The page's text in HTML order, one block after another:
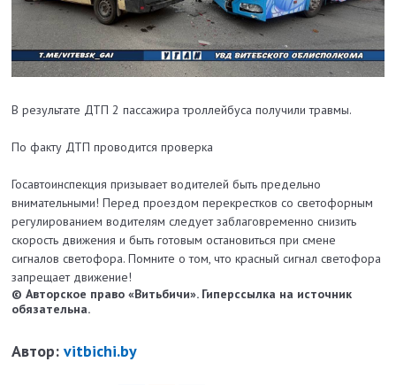
В результате ДТП 2 пассажира троллейбуса получили травмы.
По факту ДТП проводится проверка
Госавтоинспекция призывает водителей быть предельно
внимательными! Перед проездом перекрестков со светофорным
регулированием водителям следует заблаговременно снизить
скорость движения и быть готовым остановиться при смене
сигналов светофора. Помните о том, что красный сигнал светофора
запрещает движение!
© Авторское право «Витьбичи». Гиперссылка на источник
обязательна.
Автор:vitbichi.by